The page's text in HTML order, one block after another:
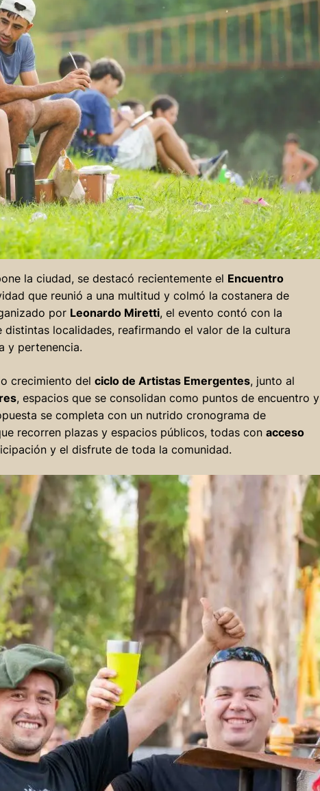
la ciudad, se destacó recientemente el Encuentro
que reunió a una multitud y colmó la costanera de
por Leonardo Miretti, el evento contó con la
localidades, reafirmando el valor de la cultura
y pertenencia.
crecimiento del ciclo de Artistas Emergentes, junto al
, espacios que se consolidan como puntos de encuentro y
se completa con un nutrido cronograma de
recorren plazas y espacios públicos, todas con acceso
y el disfrute de toda la comunidad.